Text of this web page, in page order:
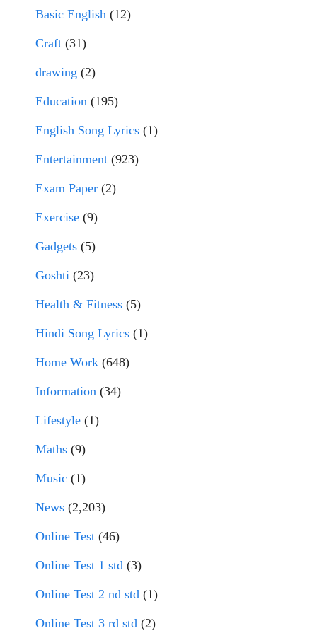
Basic English (12)
Craft (31)
drawing (2)
Education (195)
English Song Lyrics (1)
Entertainment (923)
Exam Paper (2)
Exercise (9)
Gadgets (5)
Goshti (23)
Health & Fitness (5)
Hindi Song Lyrics (1)
Home Work (648)
Information (34)
Lifestyle (1)
Maths (9)
Music (1)
News (2,203)
Online Test (46)
Online Test 1 std (3)
Online Test 2 nd std (1)
Online Test 3 rd std (2)